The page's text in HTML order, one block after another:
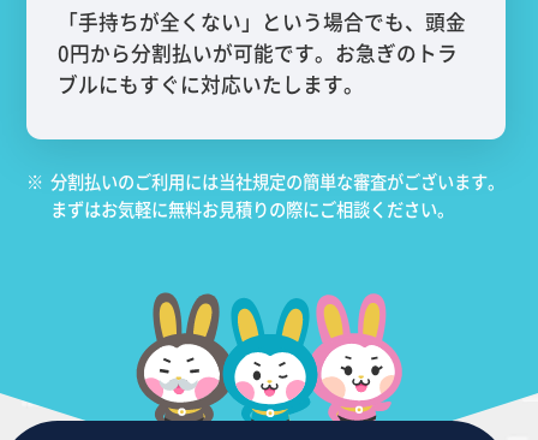
「手持ちが全くない」という場合でも、頭金
0円から分割払いが可能です。お急ぎのトラ
ブルにもすぐに対応いたします。
※ 分割払いのご利用には当社規定の簡単な審査がございます。
まずはお気軽に無料お見積りの際にご相談ください。